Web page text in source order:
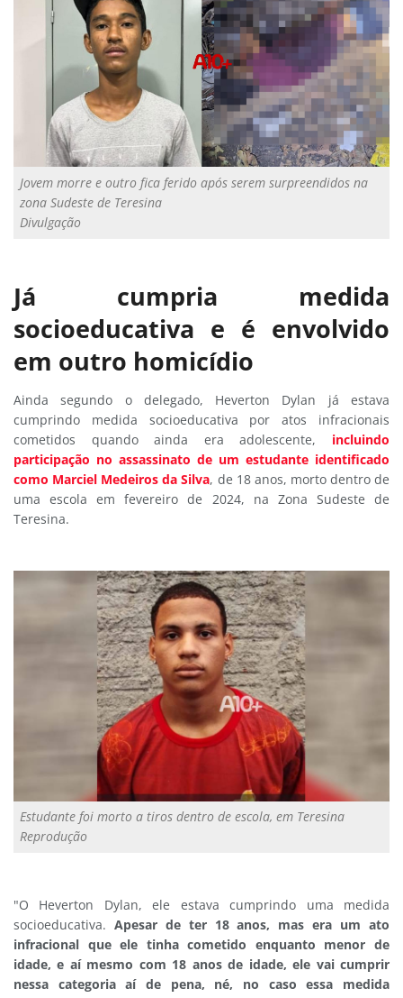
Jovem morre e outro fica ferido após serem surpreendidos na
zona Sudeste de Teresina
Divulgação
Já cumpria medida
socioeducativa e é envolvido
em outro homicídio
Ainda segundo o delegado, Heverton Dylan já estava
cumprindo medida socioeducativa por atos infracionais
cometidos quando ainda era adolescente, incluindo
participação no assassinato de um estudante identificado
como Marciel Medeiros da Silva, de 18 anos, morto dentro de
uma escola em fevereiro de 2024, na Zona Sudeste de
Teresina.
Estudante foi morto a tiros dentro de escola, em Teresina
Reprodução
"O Heverton Dylan, ele estava cumprindo uma medida
socioeducativa. Apesar de ter 18 anos, mas era um ato
infracional que ele tinha cometido enquanto menor de
idade, e aí mesmo com 18 anos de idade, ele vai cumprir
nessa categoria aí de pena, né, no caso essa medida